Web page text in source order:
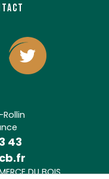
43
DU BOIS